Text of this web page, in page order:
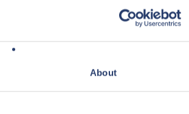
About